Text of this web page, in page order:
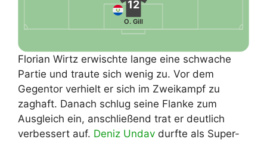
12
O. Gill
Florian Wirtz erwischte lange eine schwache
Partie und traute sich wenig zu. Vor dem
Gegentor verhielt er sich im Zweikampf zu
zaghaft. Danach schlug seine Flanke zum
Ausgleich ein, anschließend trat er deutlich
verbessert auf. Deniz Undav durfte als Super-